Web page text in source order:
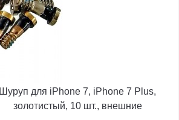
Шуруп для iPhone 7, iPhone 7 Plus,
золотистый, 10 шт., внешние